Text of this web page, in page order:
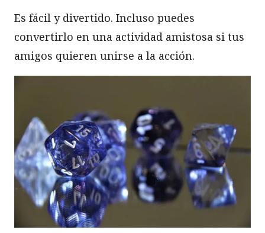
Es fácil y divertido. Incluso puedes
convertirlo en una actividad amistosa si tus
amigos quieren unirse a la acción.